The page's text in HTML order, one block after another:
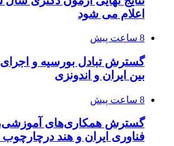
اعلام می شود
8 ساعت پیش
گسترش تبادل بورسیه و
بین ایران و اندونزی
8 ساعت پیش
گسترش همکاری‌های
فناوری ایران و هند